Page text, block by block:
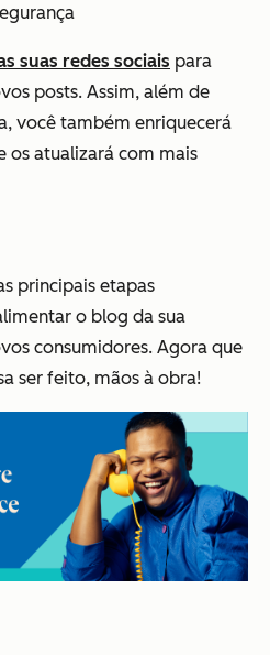
suas redes sociais para
posts. Assim, além de
você também enriquecerá
os atualizará com mais
principais etapas
o blog da sua
consumidores. Agora que
ser feito, mãos à obra!